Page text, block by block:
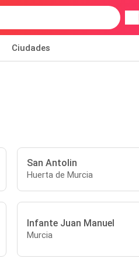
Ciudades
San Antolin
Huerta de Murcia
Infante Juan Manuel
Murcia